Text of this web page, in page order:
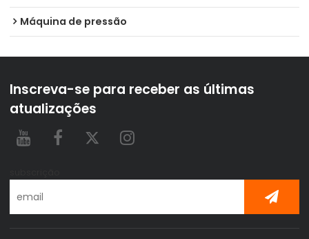
Máquina de pressão
Inscreva-se para receber as últimas
atualizações